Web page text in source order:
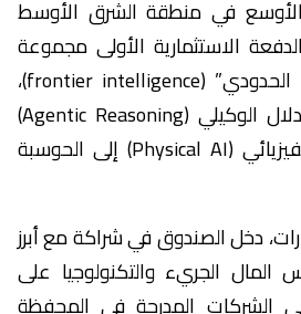
في منطقة الشرق الأوسط
الاستثمارية الأولى مجموعة
استراتيجية من “الذكاء الحدودي” (frontier intelligence)،
يمتد من أنظمة الاستدلال الوكيلي (Agentic Reasoning)
والذكاء الاصطناعي الفيزيائي (Physical AI) إلى الحوسبة
دخل الصندوق في شراكة مع أبرز
الجريء والتكنولوجيا على
الشركات المدرجة في المحفظة